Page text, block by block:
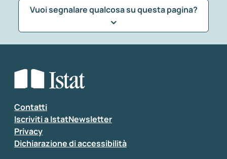
Vuoi segnalare qualcosa su questa pagina?
Seleziona la tipologia della segnalazione
Inserisci il tuo commento
Contatti
Iscriviti a IstatNewsletter
Privacy
Dichiarazione di accessibilità